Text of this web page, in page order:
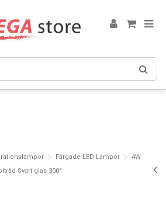
Färgade LED Lampor
4W
Svart glas 300°